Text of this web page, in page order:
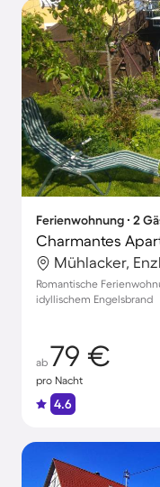
Ferienwohnung ∙ 2
Mühlacker,
Romantische
idyllischem Engelsbrand
ab 79 €
pro Nacht
4.6